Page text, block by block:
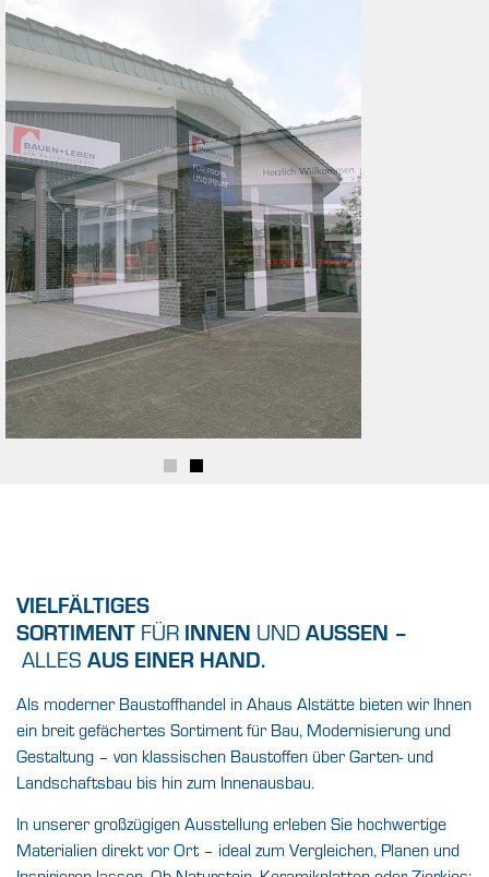
VIELFÄLTIGES
SORTIMENT FÜR INNEN UND AUSSEN –
ALLES AUS EINER HAND.
Als moderner Baustoffhandel in Ahaus Alstätte bieten wir Ihnen
ein breit gefächertes Sortiment für Bau, Modernisierung und
Gestaltung – von klassischen Baustoffen über Garten- und
Landschaftsbau bis hin zum Innenausbau.
In unserer großzügigen Ausstellung erleben Sie hochwertige
Materialien direkt vor Ort – ideal zum Vergleichen, Planen und